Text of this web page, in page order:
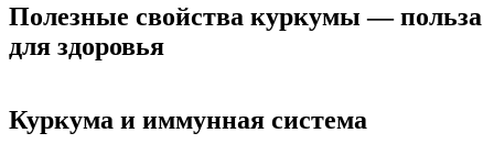
Полезные свойства куркумы — польза
для здоровья
Куркума и иммунная система